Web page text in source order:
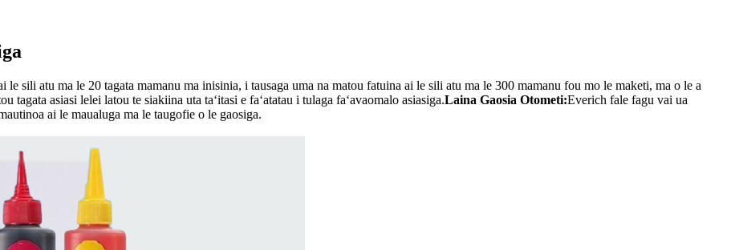
le sili atu ma le 20 tagata mamanu ma inisinia, i tausaga uma na matou fatuina ai le sili atu ma le 300 mamanu fou mo le maketi, ma o le a
tagata asiasi lelei latou te siakiina uta taʻitasi e faʻatatau i tulaga faʻavaomalo asiasiga.Laina Gaosia Otometi:Everich fale fagu vai ua
ai le maualuga ma le taugofie o le gaosiga.